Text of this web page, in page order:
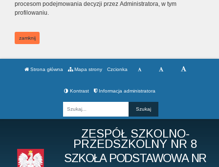
procesom podejmowania decyzji przez Administratora, w tym
profilowaniu.
zamknij
Strona główna Mapa strony Czcionka
Kontrast Informacja administratora
ZESPÓŁ SZKOLNO-
PRZEDSZKOLNY NR 8
SZKOŁA PODSTAWOWA NR